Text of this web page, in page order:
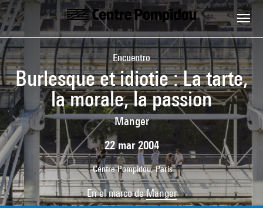
Skip to main content
Centre Pompidou
Encuentro
Burlesque et idiotie : La tarte,
la morale, la passion
Manger
22 mar 2004
Centre Pompidou, Paris
En el marco deManger